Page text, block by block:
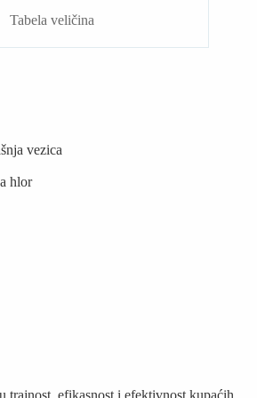
Tabela veličina
vezica
hlor
trajnost, efikasnost i efektivnost kupaćih